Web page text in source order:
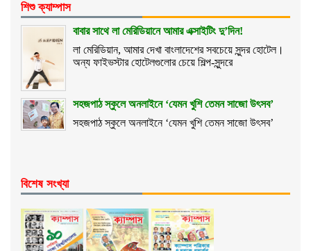
শিশু ক্যাম্পাস
বাবার সাথে লা মেরিডিয়ানে আমার এক্সাইটিং দু’দিন!
লা মেরিডিয়ান, আমার দেখা বাংলাদেশের সবচেয়ে সুন্দর হোটেল।
অন্য ফাইভস্টার হোটেলগুলোর চেয়ে শিল্প-সুন্দরে
সহজপাঠ স্কুলে অনলাইনে ‘যেমন খুশি তেমন সাজো উৎসব’
সহজপাঠ স্কুলে অনলাইনে ‘যেমন খুশি তেমন সাজো উৎসব’
বিশেষ সংখ্যা